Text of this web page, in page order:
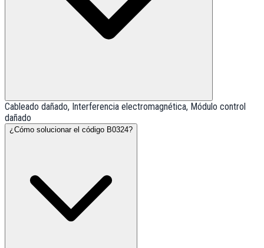
Cableado dañado, Interferencia electromagnética, Módulo control
dañado
¿Cómo solucionar el código B0324?